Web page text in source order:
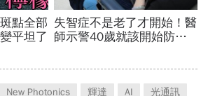
New Photonics 輝達 AI 光通訊